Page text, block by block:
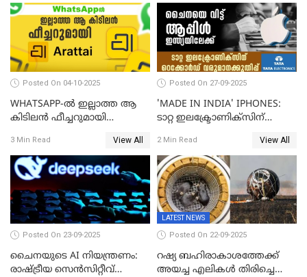
Posted On 04-10-2025
WHATSAPP-ൽ ഇല്ലാത്ത ആ
കിടിലൻ ഫീച്ചറുമായി
3 Min Read View All
Posted On 27-09-2025
'MADE IN INDIA' IPHONES:
ടാറ്റ ഇലക്ട്രോണിക്സിന്
2 Min Read View All
Posted On 23-09-2025
ചൈനയുടെ AI നിയന്ത്രണം:
രാഷ്ട്രീയ സെൻസിറ്റീവ്
LATEST NEWS
Posted On 22-09-2025
റഷ്യ ബഹിരാകാശത്തേക്ക്‌
അയച്ച എലികൾ തിരിച്ചെത്തി;